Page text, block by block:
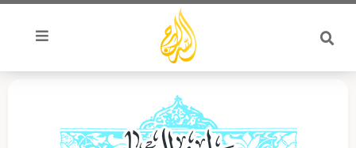
تخطي
المحتوى